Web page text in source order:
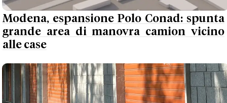
Modena, espansione Polo Conad: spunta
grande area di manovra camion vicino
alle case